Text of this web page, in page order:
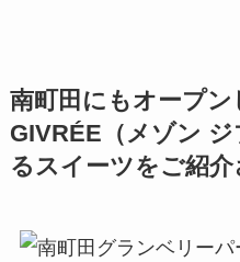
南町田にもオープン
GIVRÉE（メゾン
るスイーツをご紹